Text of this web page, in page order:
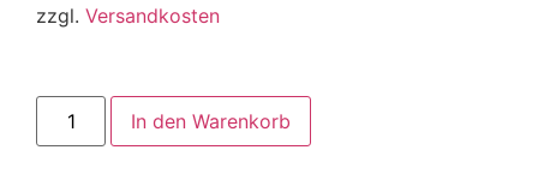
zzgl. Versandkosten
In den Warenkorb